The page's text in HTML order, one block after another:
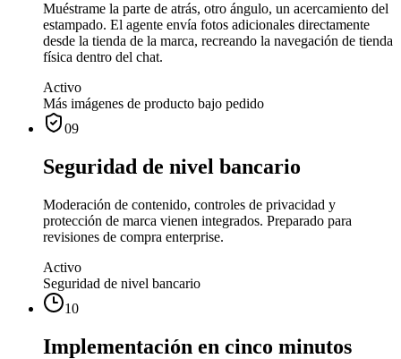
Muéstrame la parte de atrás, otro ángulo, un acercamiento del
estampado. El agente envía fotos adicionales directamente
desde la tienda de la marca, recreando la navegación de tienda
física dentro del chat.
Activo
Más imágenes de producto bajo pedido
09
Seguridad de nivel bancario
Moderación de contenido, controles de privacidad y
protección de marca vienen integrados. Preparado para
revisiones de compra enterprise.
Activo
Seguridad de nivel bancario
10
Implementación en cinco minutos